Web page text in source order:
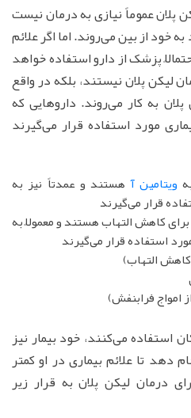
پلان عموماً نیازی به درمان نیست
خود از بین می‌روند. اما اگر علائم
پزشک از دارو استفاده خواهد
لیکن پلان نیستند، بلکه در واقع
به کار می‌روند. داروهایی که
مورد استفاده قرار می‌گیرند
ویتامین آهستند و عمدتاً نیز به
قرار می‌گیرند
کاهش التهاب هستند و معمولاً به
استفاده قرار می‌گیرند
التهاب)
امواج فرابنفش)
استفاده می‌کنند، خود بیمار نیز
می‌تواند یک سری کارها را انجام دهد تا علائم بیماری در او کم‎تر
درمان لیکن پلان به قرار زیر